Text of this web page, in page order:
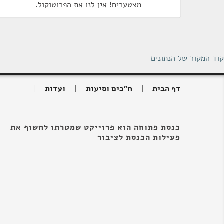
מצטערים! אין לנו את הפרוטוקול.
קוד המקור של הנתונים
דף הבית ח"כים וסיעות ועדות
כנסת פתוחה הוא פרוייקט שמטרתו לחשוף את
פעילות הכנסת לציבור